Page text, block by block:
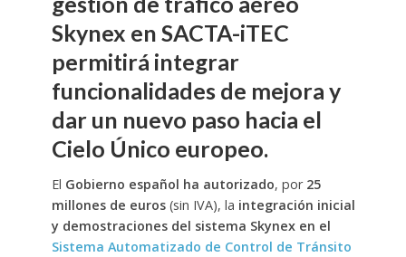
Skynex en SACTA-iTEC
permitirá integrar
funcionalidades de mejora y
dar un nuevo paso hacia el
Cielo Único europeo.
El Gobierno español ha autorizado, por 25
millones de euros(sin IVA), la integración inicial
y demostraciones del sistema Skynex en el
Sistema Automatizado de Control de Tránsito